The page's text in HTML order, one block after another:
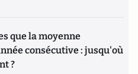
en 2020 aux Presses
que la moyenne
consécutive : jusqu'où
?